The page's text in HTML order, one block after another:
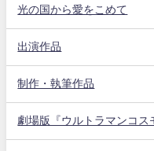
光の国から愛をこめて
出演作品
制作・執筆作品
劇場版『ウルトラマンコス